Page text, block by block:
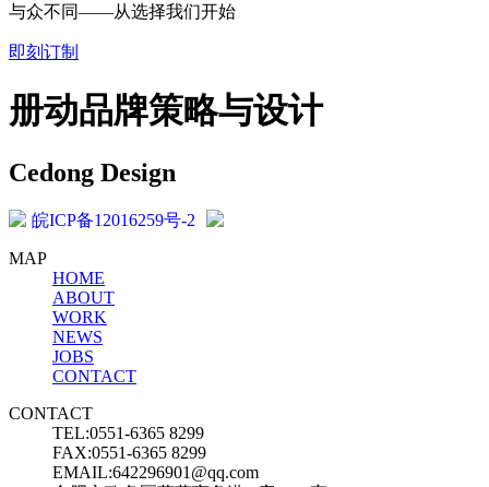
与众不同——从选择我们开始
即刻订制
册动品牌策略与设计
Cedong Design
皖ICP备12016259号-2
MAP
HOME
ABOUT
WORK
NEWS
JOBS
CONTACT
CONTACT
TEL:0551-6365 8299
FAX:0551-6365 8299
EMAIL:642296901@qq.com